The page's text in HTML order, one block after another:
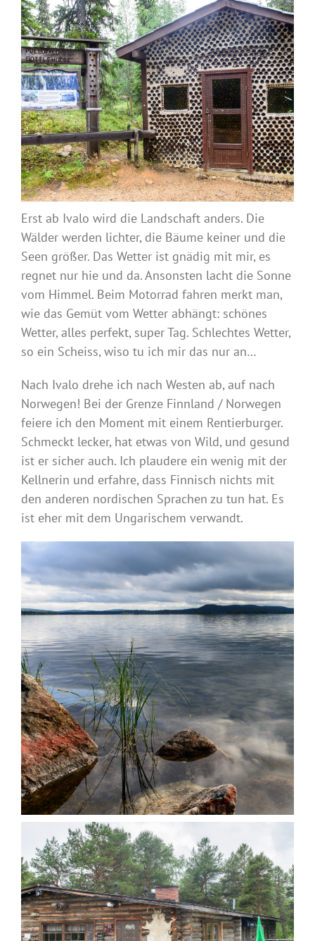
Erst ab Ivalo wird die Landschaft anders. Die
Wälder werden lichter, die Bäume keiner und die
Seen größer. Das Wetter ist gnädig mit mir, es
regnet nur hie und da. Ansonsten lacht die Sonne
vom Himmel. Beim Motorrad fahren merkt man,
wie das Gemüt vom Wetter abhängt: schönes
Wetter, alles perfekt, super Tag. Schlechtes Wetter,
so ein Scheiss, wiso tu ich mir das nur an…
Nach Ivalo drehe ich nach Westen ab, auf nach
Norwegen! Bei der Grenze Finnland / Norwegen
feiere ich den Moment mit einem Rentierburger.
Schmeckt lecker, hat etwas von Wild, und gesund
ist er sicher auch. Ich plaudere ein wenig mit der
Kellnerin und erfahre, dass Finnisch nichts mit
den anderen nordischen Sprachen zu tun hat. Es
ist eher mit dem Ungarischem verwandt.